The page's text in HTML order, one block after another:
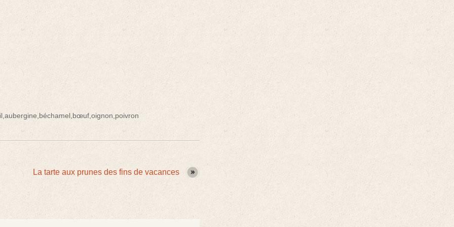
aubergine béchamel bœuf oignon poivron
La tarte aux prunes des fins de vacances